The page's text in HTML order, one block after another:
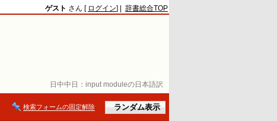
日中中日： input moduleの日本語訳
ゲスト さん [ ログイン] | 辞書総合TOP
検索フォームの固定解除